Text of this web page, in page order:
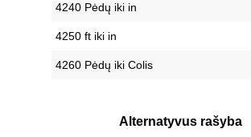
4240 Pėdų iki in
4250 ft iki in
4260 Pėdų iki Colis
Alternatyvus rašyba